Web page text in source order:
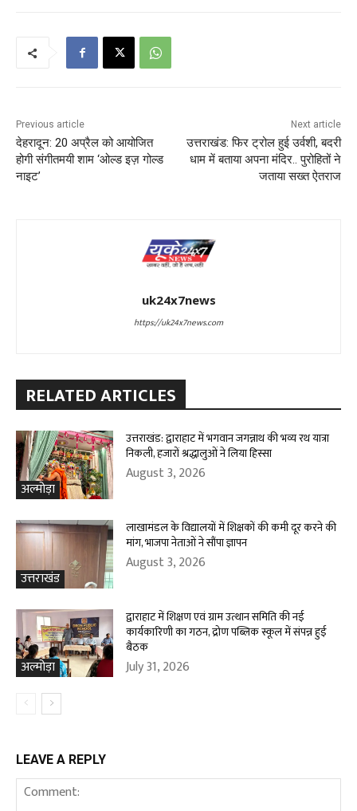
Previous article
देहरादून: 20 अप्रैल को आयोजित
होगी संगीतमयी शाम ‘ओल्ड इज़ गोल्ड
नाइट’
Next article
उत्तराखंड: फिर ट्रोल हुई उर्वशी, बदरी
धाम में बताया अपना मंदिर.. पुरोहितों ने
जताया सख्त ऐतराज
uk24x7news
https://uk24x7news.com
RELATED ARTICLES
अल्मोड़ा
उत्तराखंड: द्वाराहाट में भगवान जगन्नाथ की भव्य रथ यात्रा
निकली, हजारों श्रद्धालुओं ने लिया हिस्सा
August 3, 2026
उत्तराखंड
लाखामंडल के विद्यालयों में शिक्षकों की कमी दूर करने की
मांग, भाजपा नेताओं ने सौंपा ज्ञापन
August 3, 2026
अल्मोड़ा
द्वाराहाट में शिक्षण एवं ग्राम उत्थान समिति की नई
कार्यकारिणी का गठन, द्रोण पब्लिक स्कूल में संपन्न हुई
बैठक
July 31, 2026
LEAVE A REPLY